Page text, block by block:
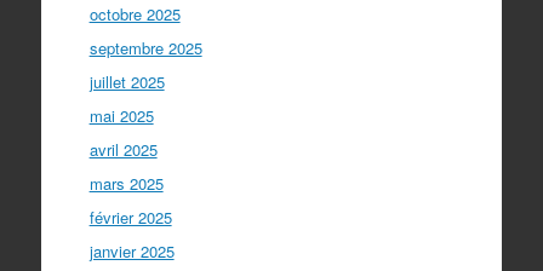
octobre 2025
septembre 2025
juillet 2025
mai 2025
avril 2025
mars 2025
février 2025
janvier 2025